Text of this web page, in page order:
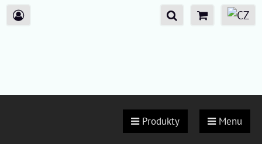
Produkty Menu